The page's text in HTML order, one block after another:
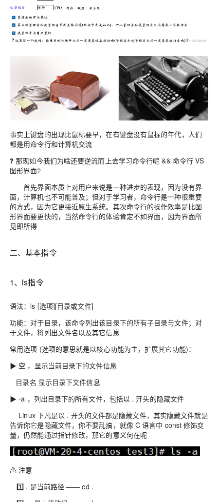
事实上键盘的出现比鼠标要早，在有键盘没有鼠标的年代，人们
都是用命令行和计算机交流
❓ 那现如今我们为啥还要逆流而上去学习命令行呢 && 命令行 VS
图形界面❔
首先界面本质上对用户来说是一种进步的表现，因为没有界
面，计算机也不可能普及；但对于学习者，命令行是一种很重要
的方式，因为它更接近原生系统。其次命令行的操作效率是比图
形界面要更快的，当然命令行的体验肯定不如界面，因为界面所
见即所得
二、基本指令
1、ls指令
语法：ls [选项][目录或文件]
功能：对于目录，该命令列出该目录下的所有子目录与文件；对
于文件，将列出文件名以及其它信息
常用选项 (选项的意思就是以核心功能为主，扩展其它功能)：
▶ 空 ，显示当前目录下的文件信息
目录名 显示目录下文件信息
▶ -a ，列出目录下的所有文件，包括以 . 开头的隐藏文件
Linux 下凡是以 . 开头的文件都是隐藏文件，其实隐藏文件就是
告诉你它是隐藏文件，你不要乱搞，就像 C 语言中 const 修饰变
量，仍然能通过指针修改，那它的意义何在呢
⚠ 注意
1️⃣ . 是当前路径 —— cd .